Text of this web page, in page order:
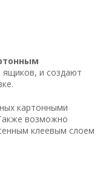
и создают
картонными
возможно
клеевым слоем